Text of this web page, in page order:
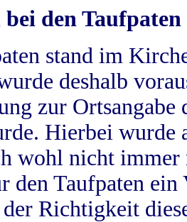
den Taufpaten
stand im
deshalb
zur
Hierbei wurde
wohl nicht
den Taufpaten
Richtigkeit